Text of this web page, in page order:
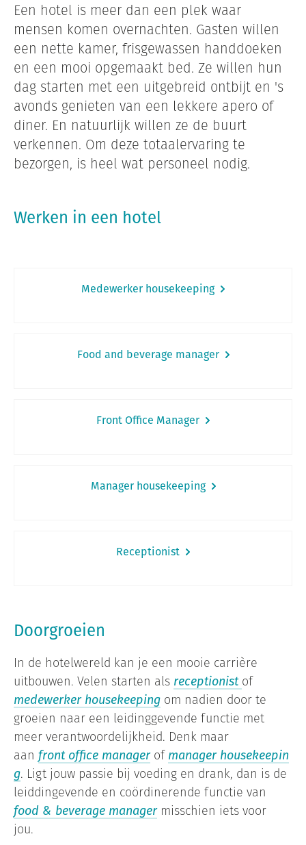
Een hotel is meer dan een plek waar
mensen komen overnachten. Gasten willen
een nette kamer, frisgewassen handdoeken
en een mooi opgemaakt bed. Ze willen hun
dag starten met een uitgebreid ontbijt en 's
avonds genieten van een lekkere apero of
diner. En natuurlijk willen ze de buurt
verkennen. Om deze totaalervaring te
bezorgen, is heel wat personeel nodig.
Werken in een hotel
Medewerker housekeeping
Food and beverage manager
Front Office Manager
Manager housekeeping
Receptionist
Doorgroeien
In de hotelwereld kan je een mooie carrière
uitbouwen. Velen starten als receptionist of
medewerker housekeeping om nadien door te
groeien naar een leidinggevende functie met
meer verantwoordelijkheid. Denk maar
aan front office managerof manager housekeepin
g. Ligt jouw passie bij voeding en drank, dan is de
leiddingevende en coördinerende functie van
food & beverage managermisschien iets voor
jou.